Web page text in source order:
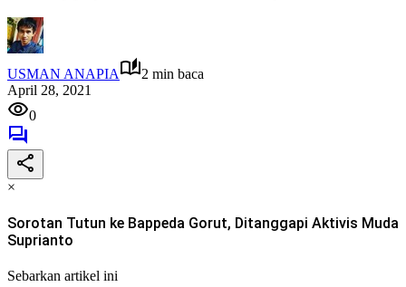
USMAN ANAPIA
2 min baca
April 28, 2021
0
×
Sorotan Tutun ke Bappeda Gorut, Ditanggapi Aktivis Muda
Suprianto
Sebarkan artikel ini